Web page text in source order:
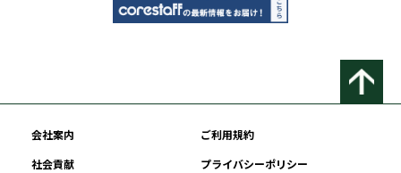
会社案内
ご利用規約
社会貢献
プライバシーポリシー